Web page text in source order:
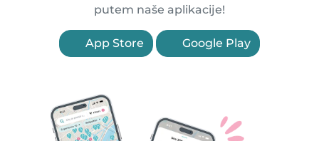
putem naše aplikacije!
App Store Google Play